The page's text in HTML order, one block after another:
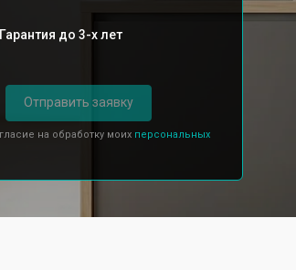
Гарантия до 3-х лет
Отправить заявку
на обработку моих персональных